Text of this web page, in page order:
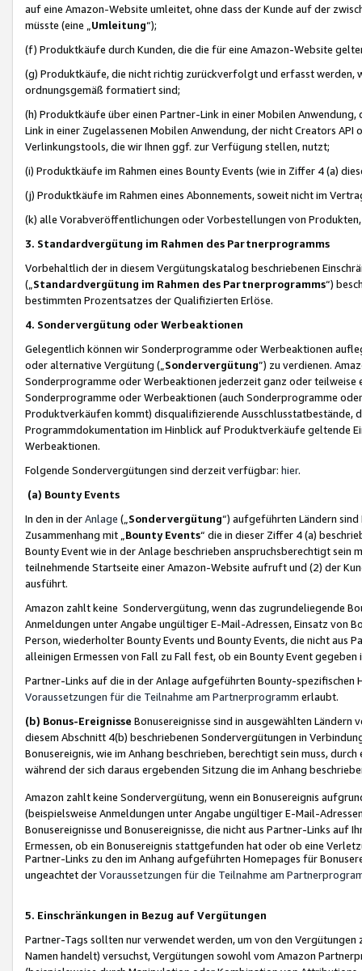
auf eine Amazon-Website umleitet, ohne dass der Kunde auf der
müsste (eine „ Umleitung“);
(f) Produktkäufe durch Kunden, die die für eine Amazon-Website
(g) Produktkäufe, die nicht richtig zurückverfolgt und erfasst werden,
ordnungsgemäß formatiert sind;
(h) Produktkäufe über einen Partner-Link in einer Mobilen
Link in einer Zugelassenen Mobilen Anwendung, der nicht Creators
Verlinkungstools, die wir Ihnen ggf. zur Verfügung stellen, nutzt;
(i) Produktkäufe im Rahmen eines Bounty Events (wie in Ziffer 4 (a)
(j) Produktkäufe im Rahmen eines Abonnements, soweit nicht im
(k) alle Vorabveröffentlichungen oder Vorbestellungen von
3. Standardvergütung im Rahmen des Partnerprogramms
Vorbehaltlich der in diesem Vergütungskatalog beschriebenen
(„ Standardvergütung im Rahmen des Partnerprogramms“)
bestimmten Prozentsatzes der Qualifizierten Erlöse.
4. Sondervergütung oder Werbeaktionen
Gelegentlich können wir Sonderprogramme oder Werbeaktionen
oder alternative Vergütung („ Sondervergütung”) zu verdienen.
Sonderprogramme oder Werbeaktionen jederzeit ganz oder
Sonderprogramme oder Werbeaktionen (auch Sonderprogramme
Produktverkäufen kommt) disqualifizierende Ausschlusstatbestände,
Programmdokumentation im Hinblick auf Produktverkäufe geltende
Werbeaktionen.
Folgende Sondervergütungen sind derzeit verfügbar: hier.
(a) Bounty Events
In den in derAnlage („ Sondervergütung“) aufgeführten Ländern
Zusammenhang mit „ Bounty Events“ die in dieser Ziffer 4 (a)
Bounty Event wie in der Anlage beschrieben anspruchsberechtigt sein
teilnehmende Startseite einer Amazon-Website aufruft und (2) der
ausführt.
Amazon zahlt keine Sondervergütung, wenn das zugrundeliegende
Anmeldungen unter Angabe ungültiger E-Mail-Adressen, Einsatz von
Person, wiederholter Bounty Events und Bounty Events, die nicht
alleinigen Ermessen von Fall zu Fall fest, ob ein Bounty Event
Partner-Links auf die in der Anlage aufgeführten Bounty-spezifischen
Voraussetzungen für die Teilnahme am Partnerprogramm erlaubt.
(b) Bonus-Ereignisse Bonusereignisse sind in ausgewählten Ländern
diesem Abschnitt 4(b) beschriebenen Sondervergütungen in
Bonusereignis, wie im Anhang beschrieben, berechtigt sein muss,
während der sich daraus ergebenden Sitzung die im Anhang
Amazon zahlt keine Sondervergütung, wenn ein Bonusereignis
(beispielsweise Anmeldungen unter Angabe ungültiger E-Mail-
Bonusereignisse und Bonusereignisse, die nicht aus Partner-Links auf
Ermessen, ob ein Bonusereignis stattgefunden hat oder ob eine
Partner-Links zu den im Anhang aufgeführten Homepages für
ungeachtet derVoraussetzungen für die Teilnahme am
5. Einschränkungen in Bezug auf Vergütungen
Partner-Tags sollten nur verwendet werden, um von den
Namen handelt) versuchst, Vergütungen sowohl vom Amazon